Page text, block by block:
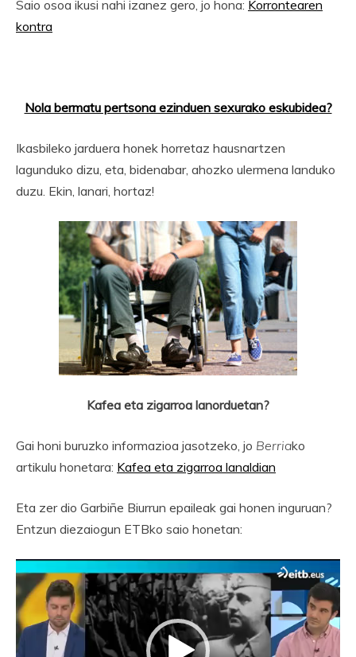
Saio osoa ikusi nahi izanez gero, jo hona: Korrontearen
kontra
Nola bermatu pertsona ezinduen sexurako eskubidea?
Ikasbileko jarduera honek horretaz hausnartzen
lagunduko dizu, eta, bidenabar, ahozko ulermena landuko
duzu. Ekin, lanari, hortaz!
Kafea eta zigarroa lanorduetan?
Gai honi buruzko informazioa jasotzeko, jo Berriako
artikulu honetara: Kafea eta zigarroa lanaldian
Eta zer dio Garbiñe Biurrun epaileak gai honen inguruan?
Entzun diezaiogun ETBko saio honetan:
Bideo
erreproduzigailua